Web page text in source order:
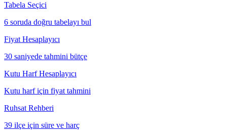
Tabela Seçici
6 soruda doğru tabelayı bul
Fiyat Hesaplayıcı
30 saniyede tahmini bütçe
Kutu Harf Hesaplayıcı
Kutu harf için fiyat tahmini
Ruhsat Rehberi
39 ilçe için süre ve harç